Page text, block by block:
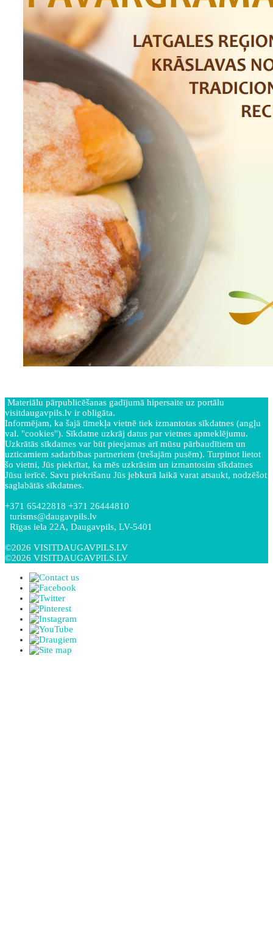
Materiālu pārpublicēšanas gadījumā hipersaite uz portālu
visitdaugavpils.lv ir obligāta.
Informējam, ka šajā tīmekļa vietnē tiek izmantotas sīkdatnes (angļu
val. "cookies"). Sīkdatne uzkrāj datus par vietnes apmeklējumu.
Uzkrātās sīkdatnes var būt pieejamas arī mūsu pārbaudītiem un
uzticamiem sadarbības partneriem (trešajām pusēm). Turpinot lietot
šo vietni, Jūs piekrītat, ka mēs uzkrāsim un izmantosim sīkdatnes
Jūsu ierīcē. Savu piekrišanu Jūs jebkurā laikā varat atsaukt, nodzēšot
saglabātās sīkdatnes.
+371 65422818 +371 26444810
turisms@daugavpils.lv
Rīgas iela 22A, Daugavpils, LV-5401
©2026 VISITDAUGAVPILS.LV
©2026 VISITDAUGAVPILS.LV